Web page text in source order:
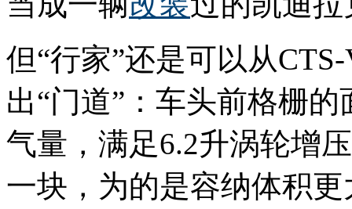
但“行家”还是可以从
出“门道”：车头前格栅
气量，满足6.2升涡轮增
一块，为的是容纳体积